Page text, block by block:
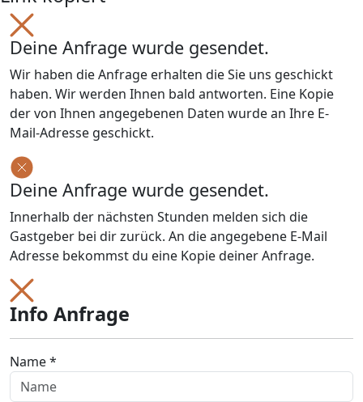
Deine Anfrage wurde gesendet.
Wir haben die Anfrage erhalten die Sie uns geschickt
haben. Wir werden Ihnen bald antworten. Eine Kopie
der von Ihnen angegebenen Daten wurde an Ihre E-
Mail-Adresse geschickt.
Deine Anfrage wurde gesendet.
Innerhalb der nächsten Stunden melden sich die
Gastgeber bei dir zurück. An die angegebene E-Mail
Adresse bekommst du eine Kopie deiner Anfrage.
Info Anfrage
Name *